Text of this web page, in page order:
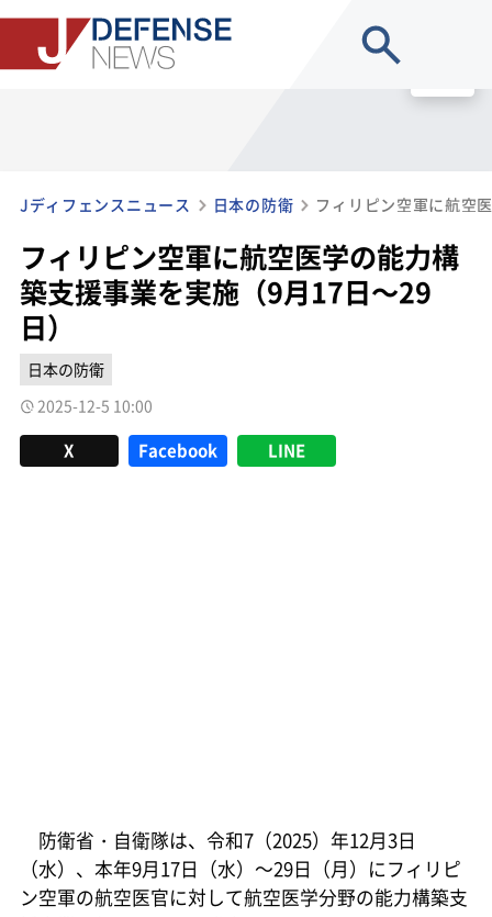
Jディフェンスニュース 日本の防衛
フィリピン空軍に航空医学の能力構
築支援事業を実施（9月17日～29
日）
日本の防衛
2025-12-5 10:00
X Facebook LINE
防衛省・自衛隊は、令和7（2025）年12月3日
（水）、本年9月17日（水）～29日（月）にフィリピ
ン空軍の航空医官に対して航空医学分野の能力構築支